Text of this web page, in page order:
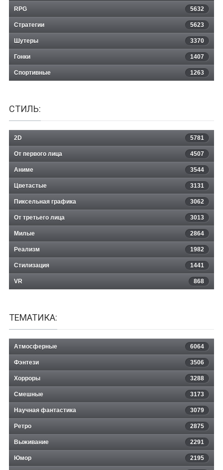
RPG 5632
Стратегии 5623
Шутеры 3370
Гонки 1407
Спортивные 1263
СТИЛЬ:
2D 5781
От первого лица 4507
Аниме 3544
Цветастые 3131
Пиксельная графика 3062
От третьего лица 3013
Милые 2864
Реализм 1982
Стилизация 1441
VR 868
ТЕМАТИКА:
Атмосферные 6064
Фэнтези 3506
Хорроры 3288
Смешные 3173
Научная фантастика 3079
Ретро 2875
Выживание 2291
Юмор 2195